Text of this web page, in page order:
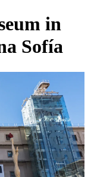
in
Sofía